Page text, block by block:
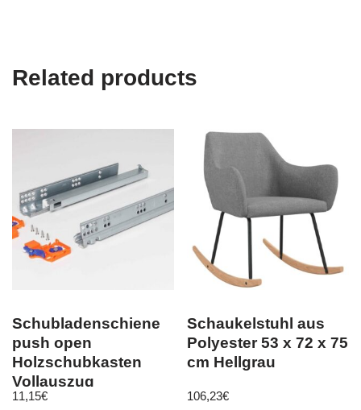
Related products
Schubladenschiene
push open
Holzschubkasten
Vollauszug
Teleskopschiene
11,15€
Schaukelstuhl aus
Polyester 53 x 72 x 75
cm Hellgrau
106,23€